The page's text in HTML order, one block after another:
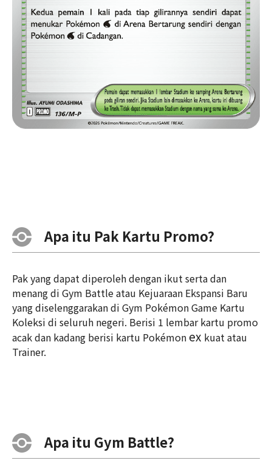
Apa itu Pak Kartu Promo?
Pak yang dapat diperoleh dengan ikut serta dan
menang di Gym Battle atau Kejuaraan Ekspansi Baru
yang diselenggarakan di Gym Pokémon Game Kartu
Koleksi di seluruh negeri. Berisi 1 lembar kartu promo
acak dan kadang berisi kartu Pokémon ex kuat atau
Trainer.
Apa itu Gym Battle?